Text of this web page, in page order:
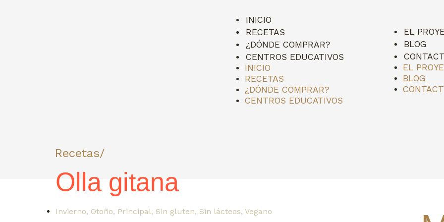
INICIO
RECETAS
¿DÓNDE COMPRAR?
CENTROS EDUCATIVOS
INICIO
RECETAS
¿DÓNDE COMPRAR?
CENTROS EDUCATIVOS
EL
BLOG
EL
BLOG
Recetas/
Olla gitana
Invierno, Otoño, Principal, Sin gluten, Sin lácteos, Vegano